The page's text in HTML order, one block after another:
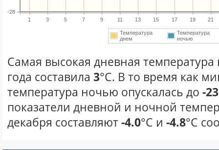
1 3 5 7 9 11 13 15 17 19 21
-28
Температура
днем
Температура
ночью
Самая высокая дневная температура
года составила 3°С. В то время как
температура ночью опускалась до -23
показатели дневной и ночной
декабря составляют-4.0°С и -4.8°С